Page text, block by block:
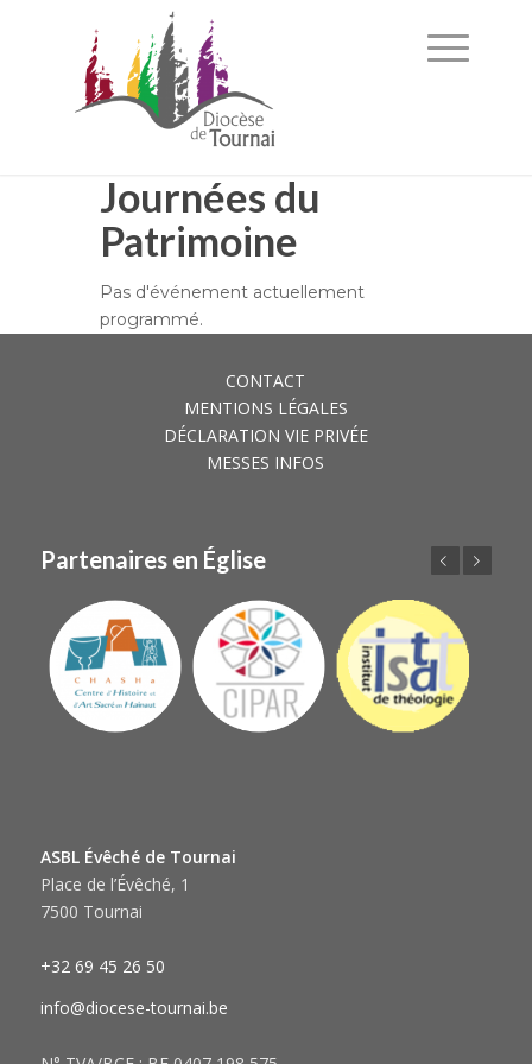
Journées du
Patrimoine
Pas d'événement actuellement
programmé.
CONTACT
MENTIONS LÉGALES
DÉCLARATION VIE PRIVÉE
MESSES INFOS
Partenaires en Église
ASBL Évêché de Tournai
Place de l’Évêché, 1
7500 Tournai
+32 69 45 26 50
info@diocese-tournai.be